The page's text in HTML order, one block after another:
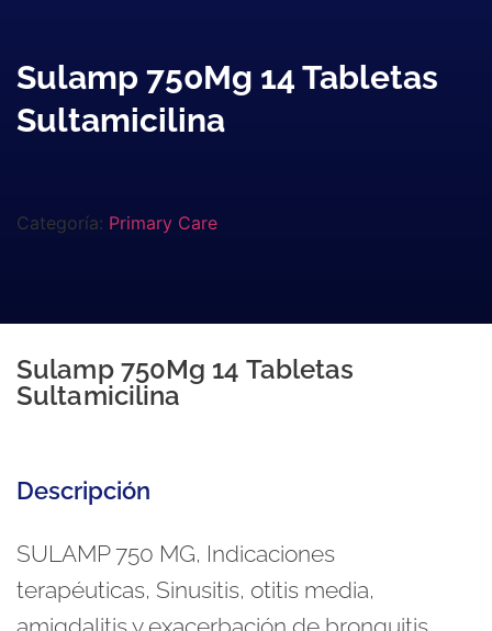
Sulamp 750Mg 14 Tabletas
Sultamicilina
Categoría: Primary Care
Sulamp 750Mg 14 Tabletas
Sultamicilina
Descripción
SULAMP 750 MG, Indicaciones
terapéuticas, Sinusitis, otitis media,